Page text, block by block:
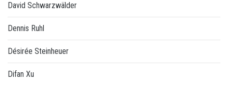
David Schwarzwälder
Dennis Ruhl
Désirée Steinheuer
Difan Xu